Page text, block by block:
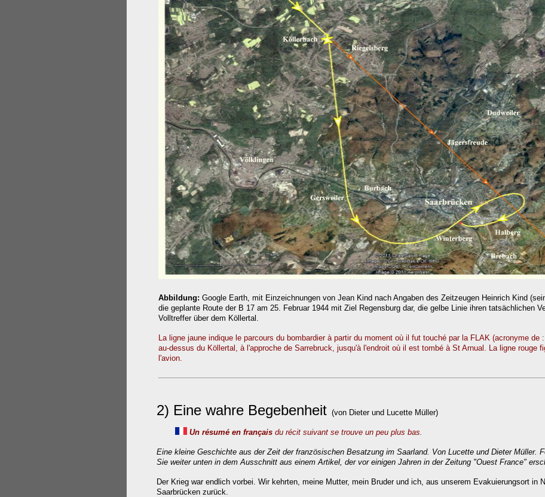
Abbildung: Google Earth, mit Einzeichnungen von Jean Kind nach Angaben des Zeitzeugen Heinrich Kind
die geplante Route der B 17 am 25. Februar 1944 mit Ziel Regensburg dar, die gelbe Linie ihren tatsächlichen
Volltreffer über dem Köllertal.
La ligne jaune indique le parcours du bombardier à partir du moment où il fut touché par la FLAK (acronyme de :
au-dessus du Köllertal, à l'approche de Sarrebruck, jusqu'à l'endroit où il est tombé à St Arnual. La ligne rouge
l'avion.
2) Eine wahre Begebenheit (von Dieter und Lucette Müller)
Un résumé en français du récit suivant se trouve un peu plus bas.
Eine kleine Geschichte aus der Zeit der französischen Besatzung im Saarland. Von Lucette und Dieter Müller.
Sie weiter unten in dem Ausschnitt aus einem Artikel, der vor einigen Jahren in der Zeitung "Ouest France"
Der Krieg war endlich vorbei. Wir kehrten, meine Mutter, mein Bruder und ich, aus unserem Evakuierungsort in
Saarbrücken zurück.